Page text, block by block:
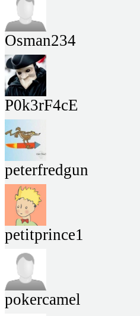
Osman234
P0k3rF4cE
peterfredgun
petitprince1
pokercamel